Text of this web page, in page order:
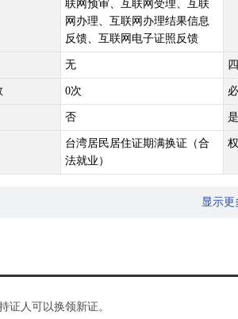
联网预审、互联网受理、互联
网办理、互联网办理结果信息
反馈、互联网电子证照反馈
无
0次
否
台湾居民居住证期满换证（合
法就业）
显示更
证人可以换领新证。